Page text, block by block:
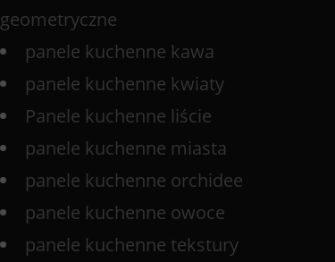
geometryczne
panele kuchenne kawa
panele kuchenne kwiaty
Panele kuchenne liście
panele kuchenne miasta
panele kuchenne orchidee
panele kuchenne owoce
panele kuchenne tekstury